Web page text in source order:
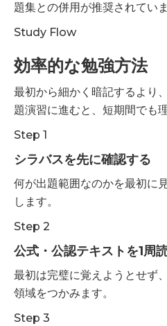
題集との併用が推奨されていま
Study Flow
効率的な勉強方法
最初から細かく暗記するより
題演習に進むと、短期間でも
Step 1
シラバスを先に確認する
何が出題範囲なのかを最初に
します。
Step 2
公式・公認テキストを1周
最初は完璧に覚えようとせず
領域をつかみます。
Step 3